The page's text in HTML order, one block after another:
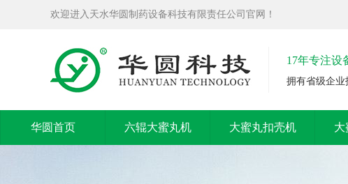
欢迎进入天水华圆制药设备科技有限责任公司官网！
17年专注设
拥有省级企
华圆首页 六辊大蜜丸机 大蜜丸扣壳机 大